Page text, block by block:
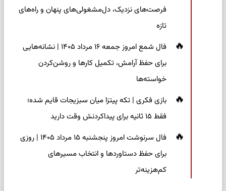
فرصت‌های نزدیک، دل‌مشغولی‌های پنهان و راه‌های
تازه
فال شمع امروز جمعه ۱۶ مرداد ۱۴۰۵ | نشانه‌هایی
برای حفظ آرامش، تکمیل کارها و روشن‌کردن
خواسته‌ها
بازی فکری | تکه پیتزا میان سبزیجات قایم شده؛
فقط ۱۵ ثانیه برای پیداکردنش وقت دارید
فال سرنوشت امروز پنجشنبه ۱۵ مرداد ۱۴۰۵ | روزی
برای حفظ دستاوردها و انتخاب مسیرهای
کم‌هزینه‌تر